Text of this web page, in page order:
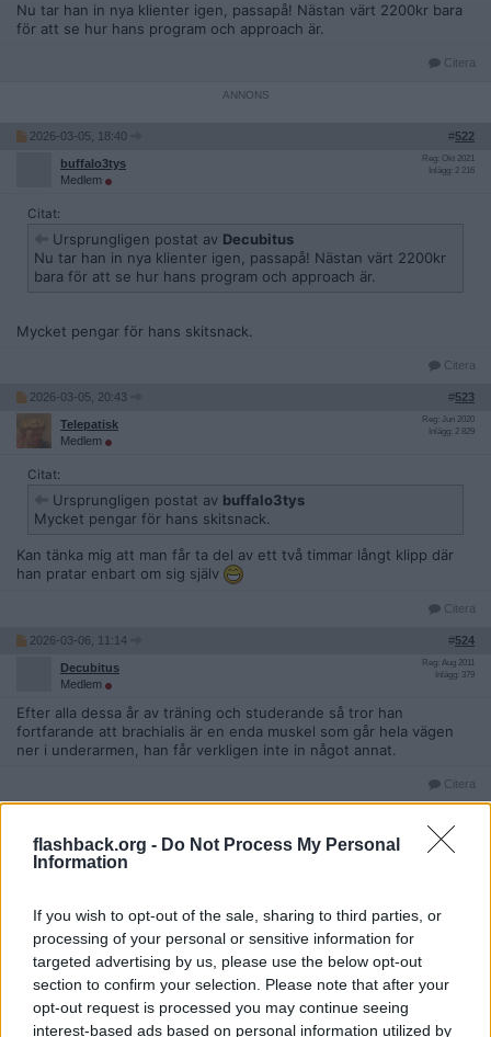
flashback.org - Do Not Process My Personal
Information
If you wish to opt-out of the sale, sharing to third parties, or
processing of your personal or sensitive information for
targeted advertising by us, please use the below opt-out
section to confirm your selection. Please note that after your
opt-out request is processed you may continue seeing
interest-based ads based on personal information utilized by
Nu tar han in nya klienter igen, passapå! Nästan värt 2200kr bara
för att se hur hans program och approach är.
Citera
2026-03-05, 18:40 #522
buffalo3tys
Medlem
Reg: Okt 2021
Inlägg: 2 216
Citat:
Ursprungligen postat av Decubitus
Nu tar han in nya klienter igen, passapå! Nästan värt 2200kr
bara för att se hur hans program och approach är.
Mycket pengar för hans skitsnack.
Citera
2026-03-05, 20:43 #523
Telepatisk
Medlem
Reg: Jun 2020
Inlägg: 2 829
Citat:
Ursprungligen postat av buffalo3tys
Mycket pengar för hans skitsnack.
Kan tänka mig att man får ta del av ett två timmar långt klipp där
han pratar enbart om sig själv
Citera
2026-03-06, 11:14 #524
Decubitus
Medlem
Reg: Aug 2011
Inlägg: 379
Efter alla dessa år av träning och studerande så tror han
fortfarande att brachialis är en enda muskel som går hela vägen
ner i underarmen, han får verkligen inte in något annat.
Citera
buffalo3tys
Medlem
Reg: Okt 2021
Inlägg: 2 216
Ursprungligen postat av Telepatisk
Kan tänka mig att man får ta del av ett två timmar långt klipp
där han pratar enbart om sig själv
Frågan är om hans klienter endast vill ha en kran och inte hans s.k
expertis.